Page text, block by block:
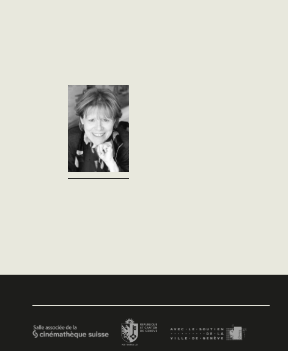
romantisme Après un
diplôme de traductrice de
l'Ecole d'Interprètes et une
licence en histoire...